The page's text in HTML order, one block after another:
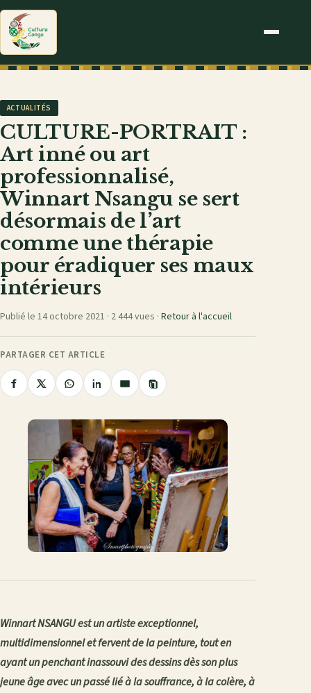
ACTUALITÉS
CULTURE-PORTRAIT :
Art inné ou art
professionnalisé,
Winnart Nsangu se sert
désormais de l’art
comme une thérapie
pour éradiquer ses maux
intérieurs
Publié le 14 octobre 2021 · 2 444 vues · Retour à l'accueil
PARTAGER CET ARTICLE
Partager
Facebook
PartagerPartager
WhatsApp
Partager
LinkedIn
Partager
e-
mail
Copier
le
Winnart NSANGU est un artiste exceptionnel,
multidimensionnel et fervent de la peinture, tout en
ayant un penchant inassouvi des dessins dès son plus
jeune âge avec un passé lié à la souffrance, à la colère, à